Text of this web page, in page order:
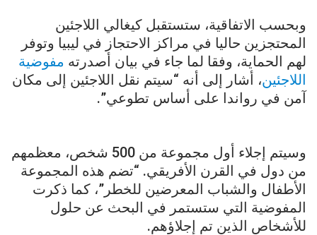
وبحسب الاتفاقية، ستستقبل كيغالي اللاجئين
المحتجزين حاليا في مراكز الاحتجاز في ليبيا وتوفر
لهم الحماية، وفقا لما جاء في بيان أصدرته مفوضية
اللاجئين، أشار إلى أنه “سيتم نقل اللاجئين إلى مكان
آمن في رواندا على أساس تطوعي”.
وسيتم إجلاء أول مجموعة من 500 شخص، معظمهم
من دول في القرن الأفريقي. “تضم هذه المجموعة
الأطفال والشباب المعرضين للخطر”، كما ذكرت
المفوضية التي ستستمر في البحث عن حلول
للأشخاص الذين تم إجلاؤهم.